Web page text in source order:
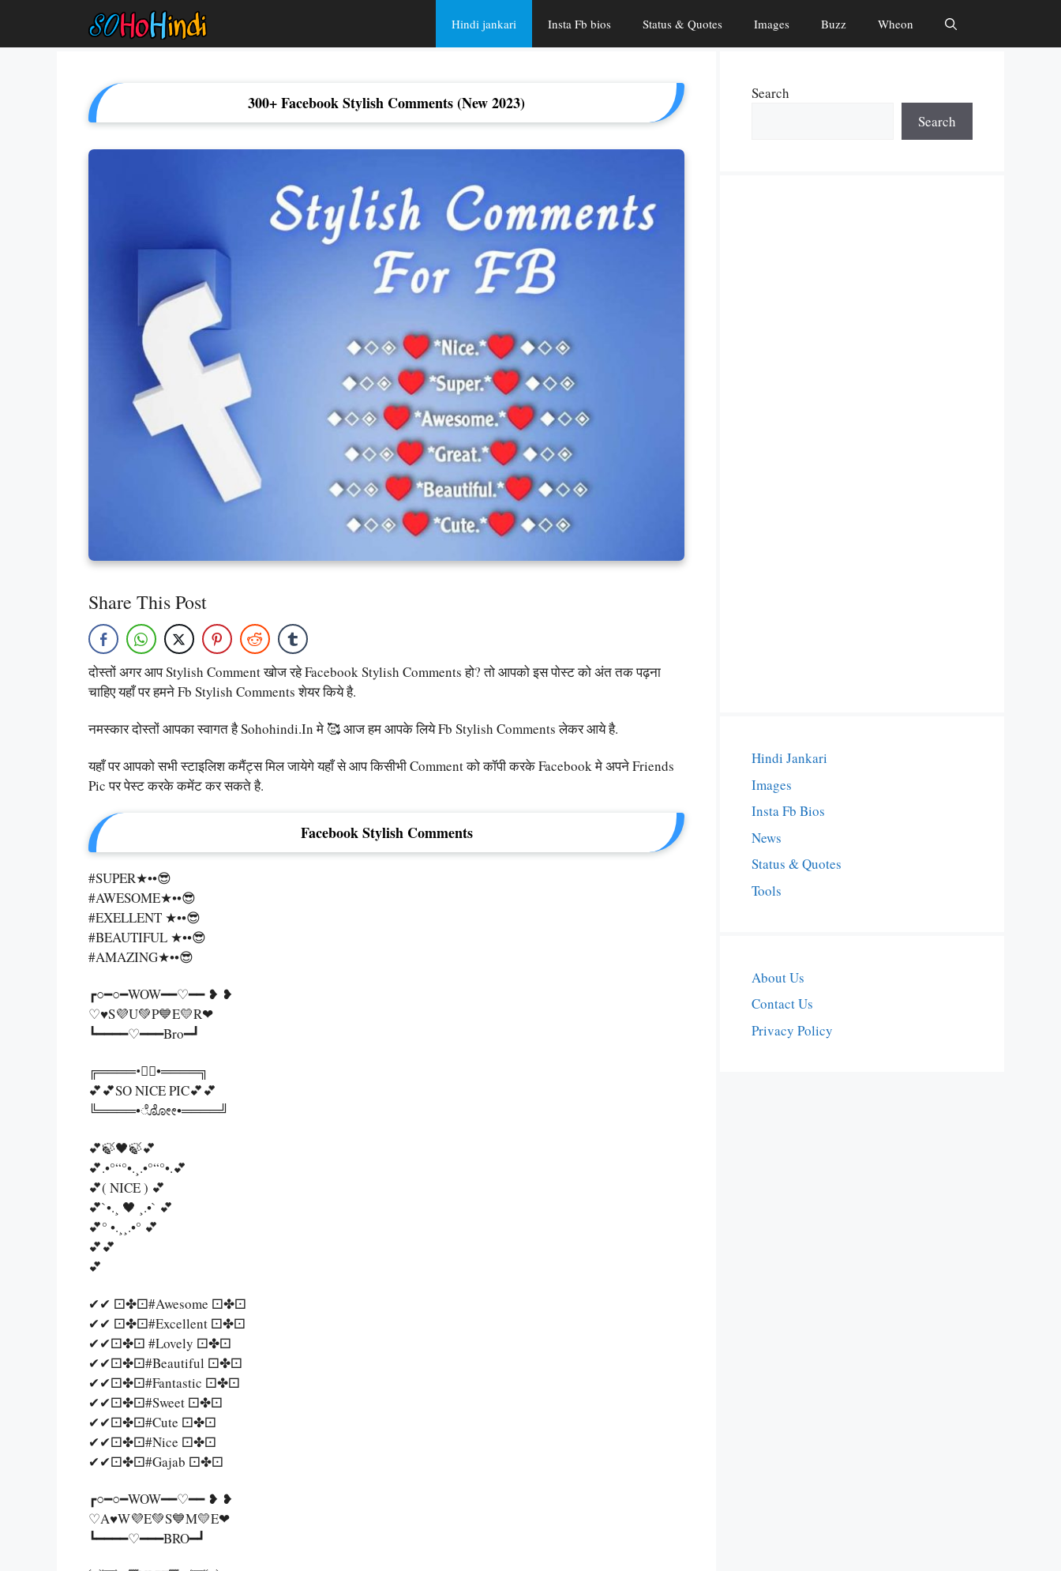
Content
Hindi jankari Insta Fb bios Status & Quotes Images Buzz Wheon
300+ Facebook Stylish Comments (New 2023)
Share This Post
दोस्तों अगर आप Stylish Comment खोज रहे Facebook Stylish Comments हो? तो आपको इस पोस्ट को अंत तक पढ़ना
चाहिए यहाँ पर हमने Fb Stylish Comments शेयर किये है.
नमस्कार दोस्तों आपका स्वागत है Sohohindi.in मे 🥰 आज हम आपके लिये Fb Stylish Comments लेकर आये है.
यहाँ पर आपको सभी स्टाइलिश कमैंट्स मिल जायेगे यहाँ से आप किसीभी Comment को कॉपी करके Facebook मे अपने Friends
Pic पर पेस्ट करके कमेंट कर सकते है.
Facebook Stylish Comments
#SUPER★••😎
#AWESOME★••😎
#EXELLENT ★••😎
#BEAUTIFUL ★••😎
#AMAZING★••😎
┏○━○━WOW━━♡━━ ❥ ❥
♡♥S💜U💚P💙E💛R❤
┗━━━━♡━━━Bro━┛
╔════•ೋೋ•════╗
💕💕SO NICE PIC💕💕
╚════•ೋೋ•════╝
💕🍃🖤🍃💕
💕.•°“°•.¸.•°“°•.💕
💕( NICE ) 💕
💕`•.¸ 🖤 ¸.•` 💕
💕° •.¸¸.•° 💕
💕💕
💕
✔✔ ⚀✤⚀#Awesome ⚀✤⚀
✔✔ ⚀✤⚀#Excellent ⚀✤⚀
✔✔⚀✤⚀ #Lovely ⚀✤⚀
✔✔⚀✤⚀#Beautiful ⚀✤⚀
✔✔⚀✤⚀#Fantastic ⚀✤⚀
✔✔⚀✤⚀#Sweet ⚀✤⚀
✔✔⚀✤⚀#Cute ⚀✤⚀
✔✔⚀✤⚀#Nice ⚀✤⚀
✔✔⚀✤⚀#Gajab ⚀✤⚀
┏○━○━WOW━━♡━━ ❥ ❥
♡A♥W💜E💚S💙M💛E❤
┗━━━━♡━━━BRO━┛
Search
Search
Hindi Jankari
Images
Insta Fb Bios
News
Status & Quotes
Tools
About Us
Contact Us
Privacy Policy